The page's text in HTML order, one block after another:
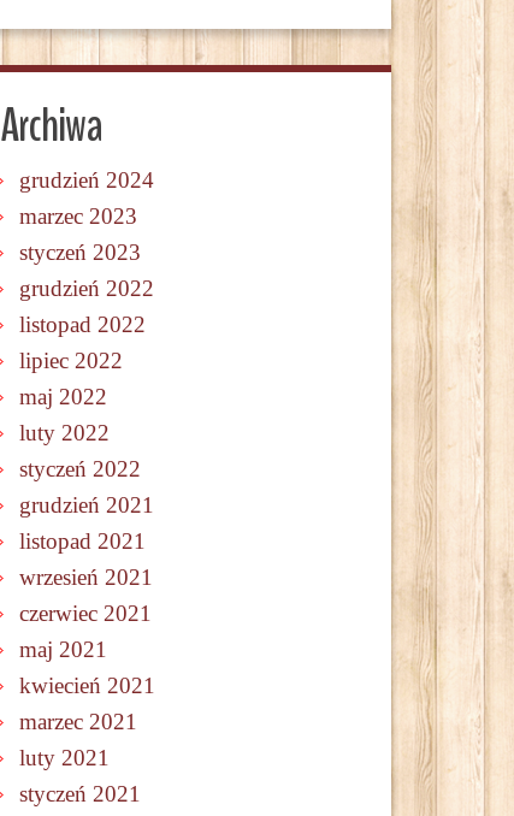
Archiwa
grudzień 2024
marzec 2023
styczeń 2023
grudzień 2022
listopad 2022
lipiec 2022
maj 2022
luty 2022
styczeń 2022
grudzień 2021
listopad 2021
wrzesień 2021
czerwiec 2021
maj 2021
kwiecień 2021
marzec 2021
luty 2021
styczeń 2021